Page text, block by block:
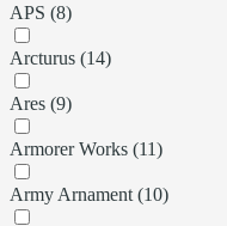
APS (8)
Arcturus (14)
Ares (9)
Armorer Works (11)
Army Arnament (10)